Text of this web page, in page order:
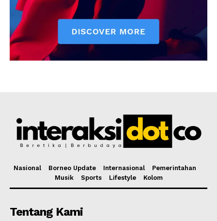
Nasional Borneo Update Internasional
Pemerintahan
Musik
Sports Lifestyle Kolom
Tentang Kami